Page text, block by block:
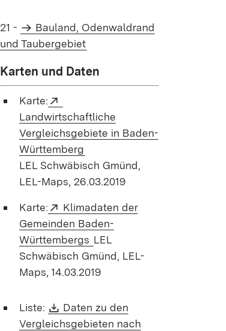
21 -
Bauland, Odenwaldrand
und Taubergebiet
Karten und Daten
Karte:
Landwirtschaftliche
Vergleichsgebiete in Baden-
Württemberg
LEL Schwäbisch Gmünd,
LEL-Maps, 26.03.2019
Karte: Extern:
Klimadaten der
Gemeinden Baden-
Württembergs (Öffnet in neuem Fenster)
LEL
Schwäbisch Gmünd, LEL-
Maps, 14.03.2019
Liste: Download:
Daten zu den
Vergleichsgebieten nach